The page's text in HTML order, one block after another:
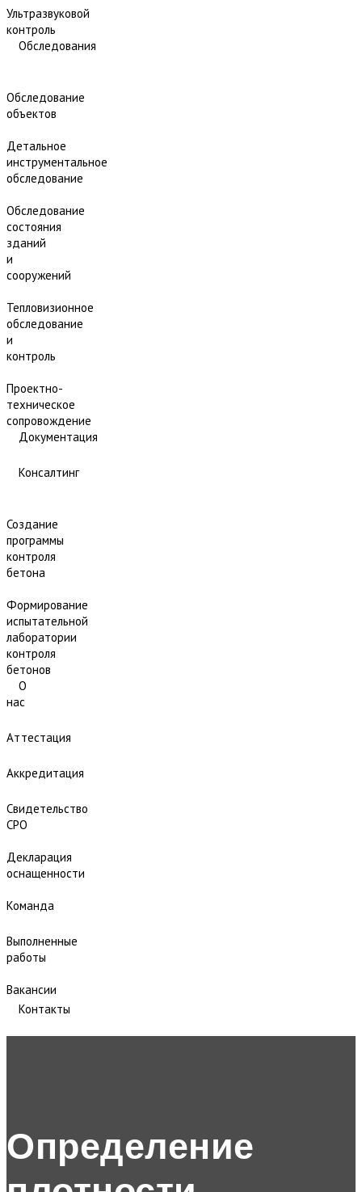
Ультразвуковой
контроль
Обследования
Обследование
объектов
Детальное
инструментальное
обследование
Обследование
состояния
зданий
и
сооружений
Тепловизионное
обследование
и
контроль
Проектно-
техническое
сопровождение
Документация
Консалтинг
Создание
программы
контроля
бетона
Формирование
испытательной
лаборатории
контроля
бетонов
О
нас
Аттестация
Аккредитация
Свидетельство
СРО
Декларация
оснащенности
Команда
Выполненные
работы
Вакансии
Контакты
Определение